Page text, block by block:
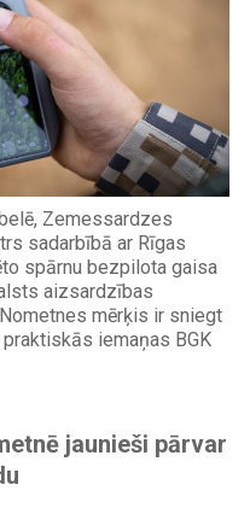
Zemessardzes
sadarbībā ar Rīgas
spārnu bezpilota gaisa
aizsardzības
mērķis ir sniegt
iemaņas BGK
jaunieši pārvar